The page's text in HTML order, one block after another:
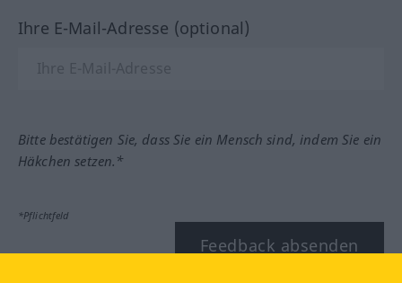
Ihre E-Mail-Adresse (optional)
Bitte bestätigen Sie, dass Sie ein Mensch sind, indem Sie ein
Häkchen setzen.*
*Pflichtfeld
Feedback absenden